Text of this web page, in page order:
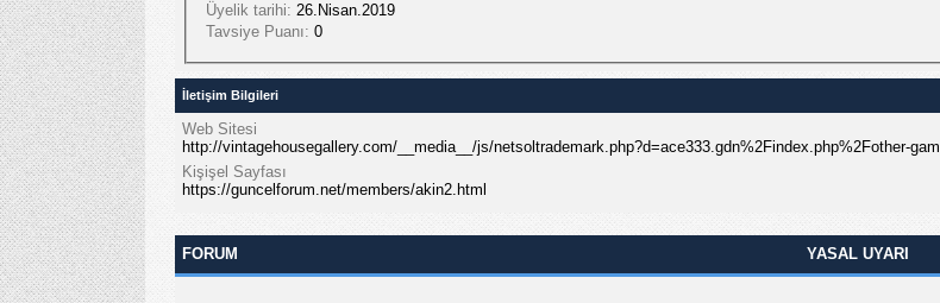
Üyelik tarihi: 26.Nisan.2019
Tavsiye Puanı: 0
İletişim Bilgileri
Web Sitesi
http://vintagehousegallery.com/__media__/js/netsoltrademark.php?d=ace333.gdn%2Findex.php%2Fother-gam
Kişişel Sayfası
https://guncelforum.net/members/akin2.html
FORUM YASAL UYARI